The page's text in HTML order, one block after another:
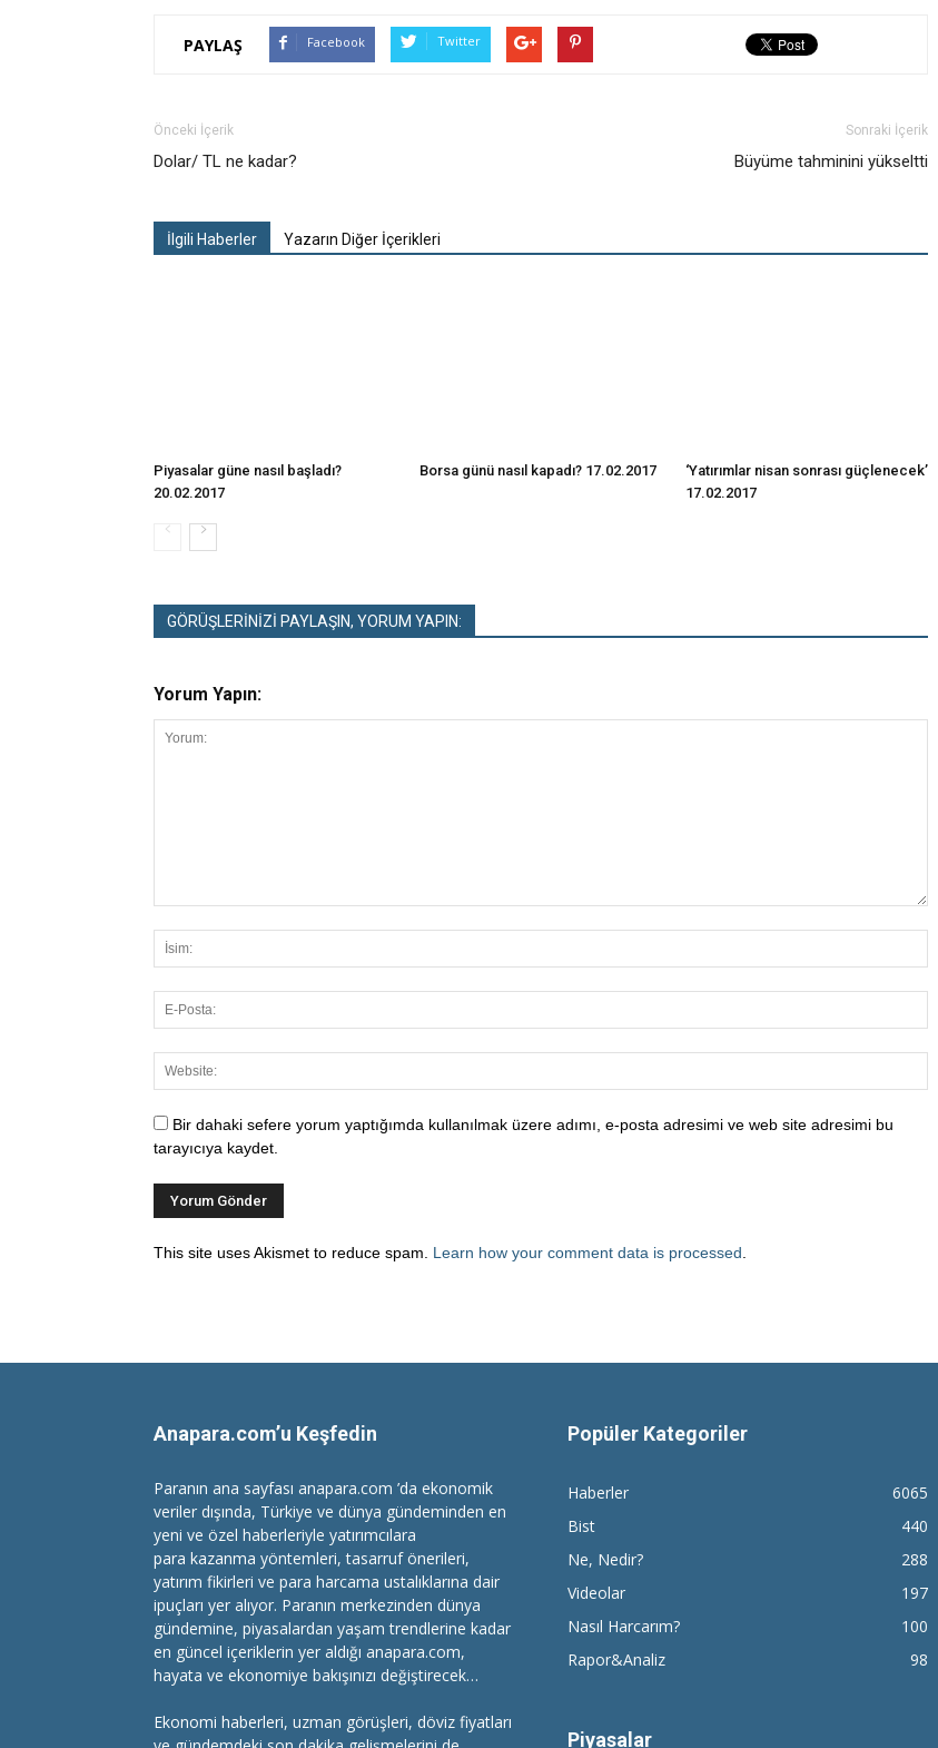
PAYLAŞ Facebook Twitter
Önceki İçerik
Dolar/ TL ne kadar?
Sonraki İçerik
Büyüme tahminini yükseltti
İlgili Haberler Yazarın Diğer İçerikleri
Piyasalar güne nasıl başladı?
20.02.2017
Borsa günü nasıl kapadı? 17.02.2017
‘Yatırımlar nisan sonrası güçlenecek’
17.02.2017
GÖRÜŞLERİNİZİ PAYLAŞIN, YORUM YAPIN:
Yorum Yapın:
Bir dahaki sefere yorum yaptığımda kullanılmak üzere adımı, e-posta adresimi ve web site adresimi bu
tarayıcıya kaydet.
This site uses Akismet to reduce spam. Learn how your comment data is processed
Anapara.com’u Keşfedin
Paranın ana sayfası anapara.com ’da ekonomik
veriler dışında, Türkiye ve dünya gündeminden en
yeni ve özel haberleriyle yatırımcılara
para kazanma yöntemleri, tasarruf önerileri,
yatırım fikirleri ve para harcama ustalıklarına dair
ipuçları yer alıyor. Paranın merkezinden dünya
gündemine, piyasalardan yaşam trendlerine kadar
en güncel içeriklerin yer aldığı anapara.com,
hayata ve ekonomiye bakışınızı değiştirecek…
Ekonomi haberleri, uzman görüşleri, döviz fiyatları
Popüler Kategoriler
Haberler
6065
Bist
440
Ne, Nedir?
288
Videolar
197
Nasıl Harcarım?
100
Rapor&Analiz
98
Piyasalar